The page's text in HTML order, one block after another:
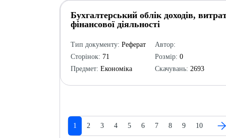
Бухгалтерський облік доходів,
фінансової діяльності
Тип документу: Реферат
Сторінок: 71
Предмет: Економіка
Автор:
Розмір: 0
Скачувань: 2693
1 2 3 4 5 6 7 8 9 10